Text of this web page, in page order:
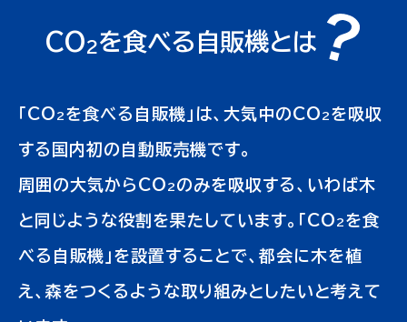
CO2を食べる自販機とは
「CO 2 を食べる自販機」は、大気中のCO 2 を吸収
する国内初の自動販売機です。
周囲の大気からCO 2 のみを吸収する、いわば木
と同じような役割を果たしています。「CO 2 を食
べる自販機」を設置することで、都会に木を植
え、森をつくるような取り組みとしたいと考えて